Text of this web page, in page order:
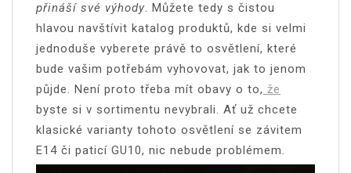
přináší své výhody. Můžete tedy s čistou
hlavou navštívit katalog produktů, kde si velmi
jednoduše vyberete právě to osvětlení, které
bude vašim potřebám vyhovovat, jak to jenom
půjde. Není proto třeba mít obavy o to, že
byste si v sortimentu nevybrali. Ať už chcete
klasické varianty tohoto osvětlení se závitem
E14 či paticí GU10, nic nebude problémem.